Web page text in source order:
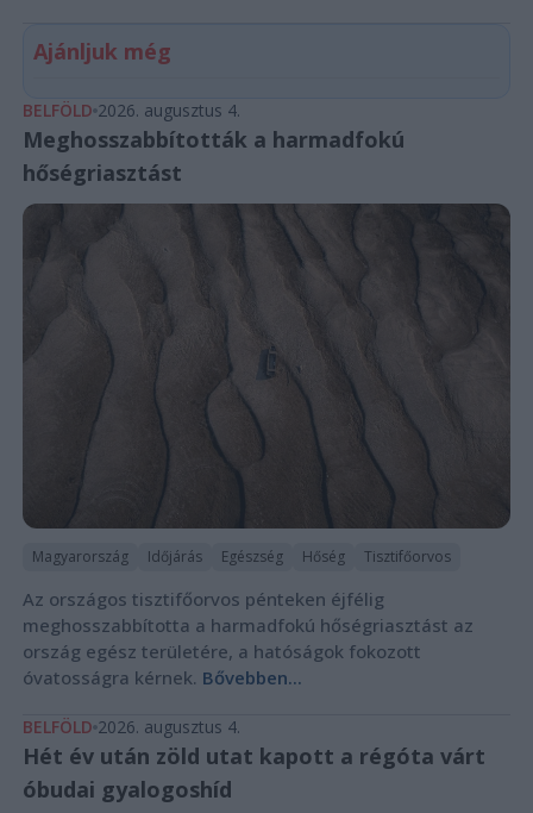
Ajánljuk még
BELFÖLD 2026. augusztus 4.
Meghosszabbították a harmadfokú
hőségriasztást
Magyarország Időjárás Egészség Hőség Tisztifőorvos
Az országos tisztifőorvos pénteken éjfélig
meghosszabbította a harmadfokú hőségriasztást az
ország egész területére, a hatóságok fokozott
óvatosságra kérnek. Bővebben...
BELFÖLD 2026. augusztus 4.
Hét év után zöld utat kapott a régóta várt
óbudai gyalogoshíd